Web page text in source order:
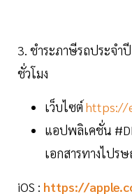
3. ชำระภาษีรถประจำ
ชั่วโมง
เว็บไซต์ https://
แอปพลิเคชั่น
เอกสารทางไปร
iOS : https://